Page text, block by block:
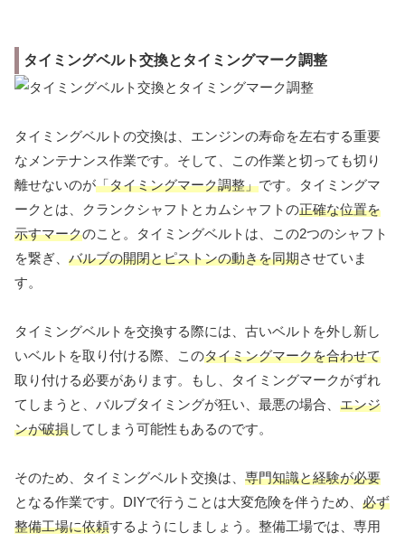
タイミングベルト交換とタイミングマーク調整
タイミングベルトの交換は、エンジンの寿命を左右する重要
なメンテナンス作業です。そして、この作業と切っても切り
離せないのが「タイミングマーク調整」です。タイミングマ
ークとは、クランクシャフトとカムシャフトの正確な位置を
示すマークのこと。タイミングベルトは、この2つのシャフト
を繋ぎ、 バルブの開閉とピストンの動きを同期させていま
す。
タイミングベルトを交換する際には、古いベルトを外し新し
いベルトを取り付ける際、このタイミングマークを合わせて
取り付ける必要があります。もし、タイミングマークがずれ
てしまうと、バルブタイミングが狂い、最悪の場合、 エンジ
ンが破損してしまう可能性もあるのです。
そのため、タイミングベルト交換は、 専門知識と経験が必要
となる作業です。DIYで行うことは大変危険を伴うため、 必ず
整備工場に依頼するようにしましょう。整備工場では、専用